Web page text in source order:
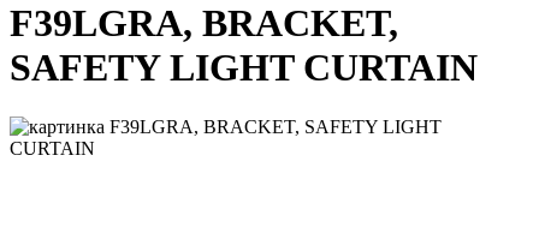
F39LGRA, BRACKET,
SAFETY LIGHT CURTAIN